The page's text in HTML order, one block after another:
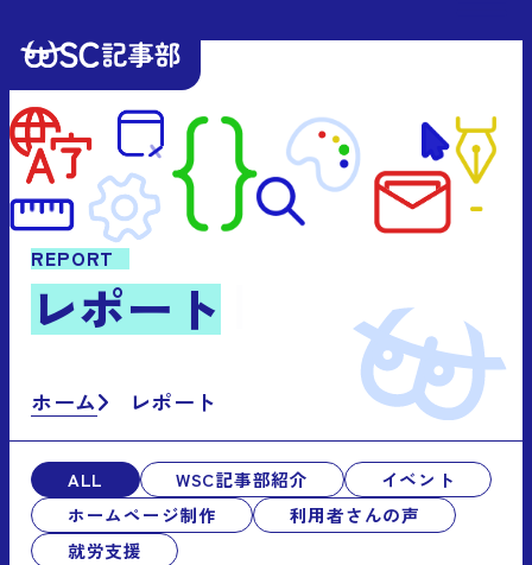
REPORT
レポート
ホーム レポート
ALL WSC記事部紹介
イベント
ホームページ制作
利用者さんの声
就労支援